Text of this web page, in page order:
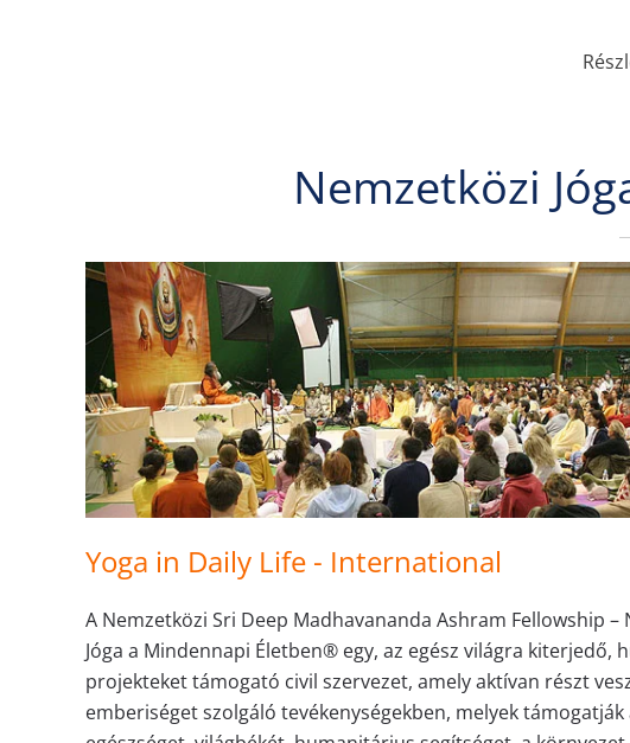
Nemzetközi
Yoga in Daily Life - International
A Nemzetközi Sri Deep Madhavananda Ashram Fellowship –
Jóga a Mindennapi Életben® egy, az egész világra kiterjedő,
projekteket támogató civil szervezet, amely aktívan részt
emberiséget szolgáló tevékenységekben, melyek támogatják